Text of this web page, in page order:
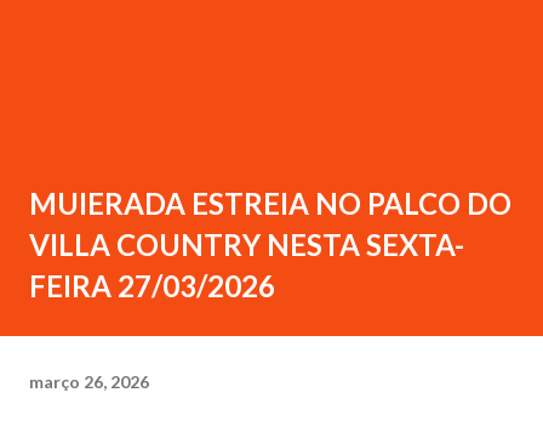
MUIERADA ESTREIA NO PALCO DO
VILLA COUNTRY NESTA SEXTA-
FEIRA 27/03/2026
março 26, 2026